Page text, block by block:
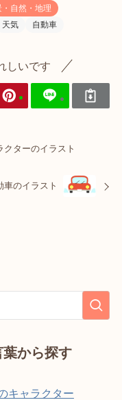
・自然・地理
天気 自動車
しいです
ターのイラスト
のイラスト
から探す
キャラクター